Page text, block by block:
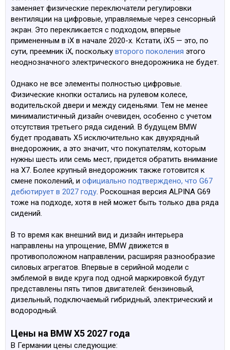
заменяет физические переключатели регулировки
вентиляции на цифровые, управляемые через сенсорный
экран. Это перекликается с подходом, впервые
примененным в iX в начале 2020-х. Кстати, iX5 — это, по
сути, преемник iX, поскольку второго поколения этого
неоднозначного электрического внедорожника не будет.
Однако не все элементы полностью цифровые.
Физические кнопки остались на рулевом колесе,
водительской двери и между сиденьями. Тем не менее
минималистичный дизайн очевиден, особенно с учетом
отсутствия третьего ряда сидений. В будущем BMW
будет продавать X5 исключительно как двухрядный
внедорожник, а это значит, что покупателям, которым
нужны шесть или семь мест, придется обратить внимание
на X7. Более крупный внедорожник также готовится к
смене поколений, и официально подтверждено, что G67
дебютирует в 2027 году. Роскошная версия ALPINA G69
тоже на подходе, хотя в ней может быть только два ряда
сидений.
В то время как внешний вид и дизайн интерьера
направлены на упрощение, BMW движется в
противоположном направлении, расширяя разнообразие
силовых агрегатов. Впервые в серийной модели с
эмблемой в виде круга под одной маркировкой будут
представлены пять типов двигателей: бензиновый,
дизельный, подключаемый гибридный, электрический и
водородный.
Цены на BMW X5 2027 года
В Германии цены следующие: